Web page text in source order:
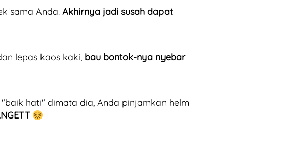
sama Anda. Akhirnya jadi susah dapat
lepas kaos kaki, bau bontok-nya nyebar
hati" dimata dia, Anda pinjamkan helm